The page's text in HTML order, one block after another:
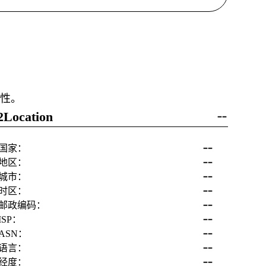
。
--
家： --
区： --
市： --
区： --
政编码： --
： --
： --
言： --
度： --